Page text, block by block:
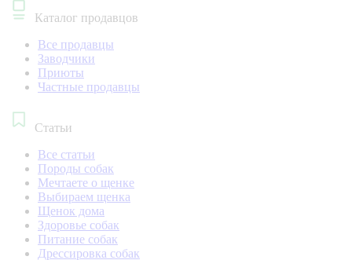
Каталог продавцов
Все продавцы
Заводчики
Приюты
Частные продавцы
Статьи
Все статьи
Породы собак
Мечтаете о щенке
Выбираем щенка
Щенок дома
Здоровье собак
Питание собак
Дрессировка собак